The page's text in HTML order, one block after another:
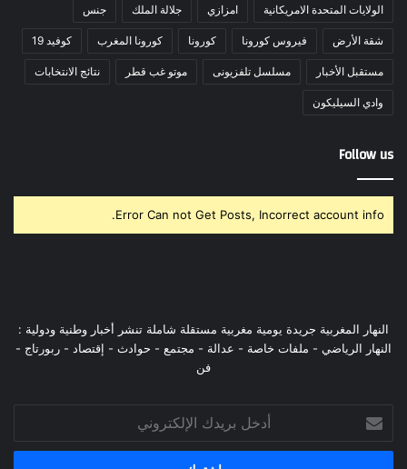
الولايات المتحدة الامريكانية امزازي جلالة الملك جنس
شقة الأرض فيروس كورونا كورونا كورونا المغرب كوفيد 19
مستقبل الأخبار مسلسل تلفزيونى موتو غب قطر نتائج الانتخابات
وادي السيليكون
Follow us
Error Can not Get Posts, Incorrect account info.
النهار المغربية جريدة يومية مغربية مستقلة شاملة تنشر أخبار وطنية ودولية :
النهار الرياضي - ملفات خاصة - عدالة - مجتمع - حوادث - إقتصاد - ربورتاج -
فن
أدخل
بريدك
الإلكتروني